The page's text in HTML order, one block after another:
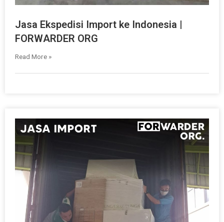
Jasa Ekspedisi Import ke Indonesia |
FORWARDER ORG
Read More »